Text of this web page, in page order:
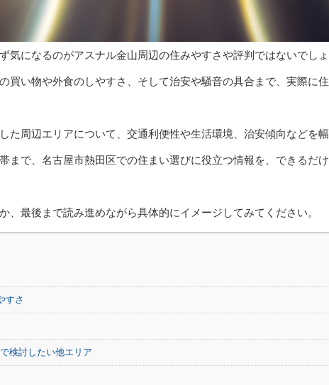
気になるのがアスナル金山周辺の住みやすさや評判ではないでしょ
買い物や外食のしやすさ、そして治安や騒音の具合まで、実際に
た周辺エリアについて、交通利便性や生活環境、治安傾向などを幅
まで、名古屋市熱田区での住まい選びに役立つ情報を、できるだ
、最後まで読み進めながら具体的にイメージしてみてください。
すさ
検討したい他エリア